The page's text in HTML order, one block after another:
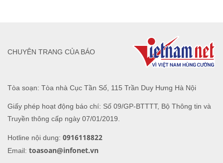
Tòa soạn: Tòa nhà Cục Tần Số, 115 Trần Duy Hưng Hà Nội
Giấy phép hoạt động báo chí: Số 09/GP-BTTTT, Bộ Thông tin và
Truyền thông cấp ngày 07/01/2019.
Hotline nội dung: 0916118822
Email: toasoan@infonet.vn
CHUYÊN TRANG CỦA BÁO